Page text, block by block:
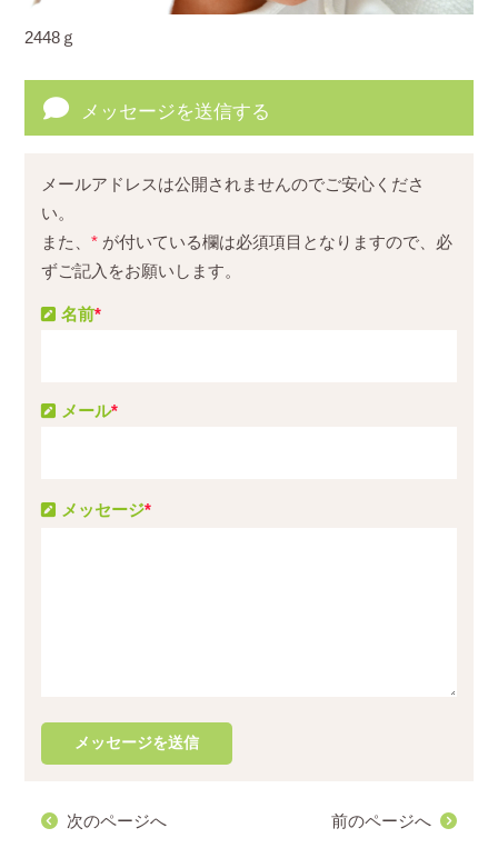
2448ｇ
メッセージを送信する
メールアドレスは公開されませんのでご安心くださ
い。
また、* が付いている欄は必須項目となりますので、必
ずご記入をお願いします。
メッセージ*
名前*
メール*
次のページへ 前のページへ